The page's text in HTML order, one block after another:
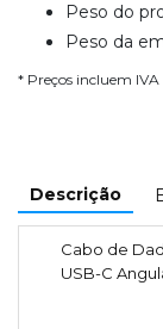
Peso do
Peso da
* Preços incluem
Descrição
Cabo de
USB-C